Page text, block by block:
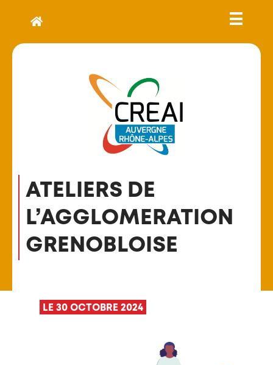
ATELIERS DE
L’AGGLOMERATION
GRENOBLOISE
LE 30 OCTOBRE 2024